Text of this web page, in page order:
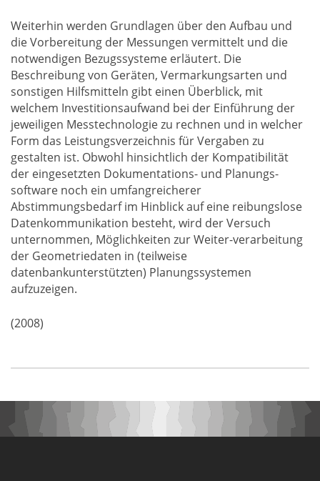
Weiterhin werden Grundlagen über den Aufbau und
die Vorbereitung der Messungen vermittelt und die
notwendigen Bezugssysteme erläutert. Die
Beschreibung von Geräten, Vermarkungsarten und
sonstigen Hilfsmitteln gibt einen Überblick, mit
welchem Investitionsaufwand bei der Einführung der
jeweiligen Messtechnologie zu rechnen und in welcher
Form das Leistungsverzeichnis für Vergaben zu
gestalten ist. Obwohl hinsichtlich der Kompatibilität
der eingesetzten Dokumentations- und Planungs-
software noch ein umfangreicherer
Abstimmungsbedarf im Hinblick auf eine reibungslose
Datenkommunikation besteht, wird der Versuch
unternommen, Möglichkeiten zur Weiter-verarbeitung
der Geometriedaten in (teilweise
datenbankunterstützten) Planungssystemen
aufzuzeigen.
(2008)